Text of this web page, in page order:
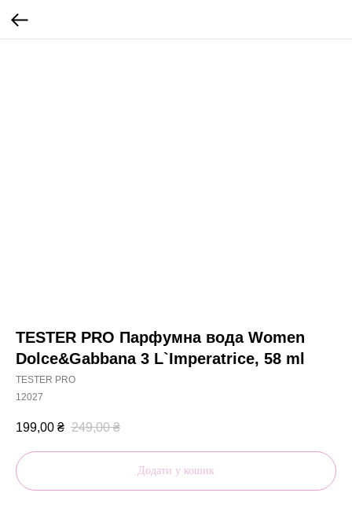
TESTER PRO Парфумна вода Women
Dolce&Gabbana 3 L`Imperatrice, 58 ml
TESTER PRO
12027
199,00 ₴ 249,00 ₴
Додати у кошик